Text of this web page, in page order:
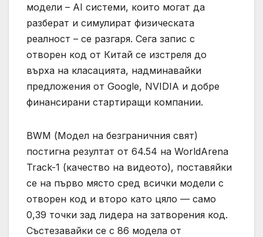
модели – AI системи, които могат да
разберат и симулират физическата
реалност – се разгаря. Сега запис с
отворен код от Китай се изстреля до
върха на класацията, надминавайки
предложения от Google, NVIDIA и добре
финансирани стартиращи компании.
BWM (Модел на безграничния свят)
постигна резултат от 64.54 на WorldArena
Track-1 (качество на видеото), поставяйки
се на първо място сред всички модели с
отворен код и второ като цяло — само
0,39 точки зад лидера на затворения код.
Състезавайки се с 86 модела от